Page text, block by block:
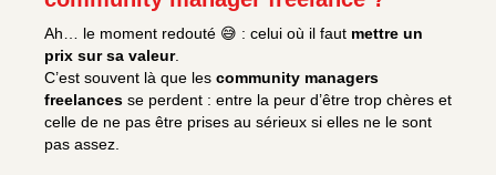
Ah… le moment redouté 😅 : celui où il faut mettre un
prix sur sa valeur.
C’est souvent là que les community managers
freelances se perdent : entre la peur d’être trop chères et
celle de ne pas être prises au sérieux si elles ne le sont
pas assez.